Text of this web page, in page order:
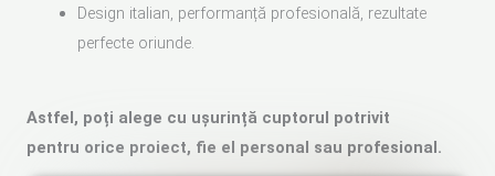
Design italian, performanță profesională, rezultate
perfecte oriunde.
Astfel, poți alege cu ușurință cuptorul potrivit
pentru orice proiect, fie el personal sau profesional.